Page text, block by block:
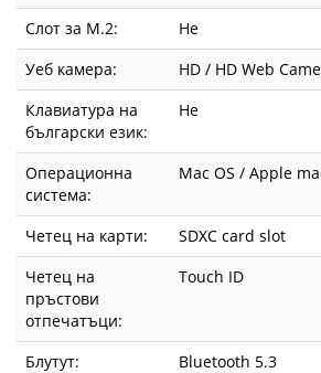
Слот за М.2:
Не
Уеб камера:
HD / HD Web
Клавиатура на
български език:
Не
Операционна
система:
Mac OS / Apple
Четец на карти:
SDXC card slot
Четец на
пръстови
отпечатъци:
Touch ID
Блутут:
Bluetooth 5.3